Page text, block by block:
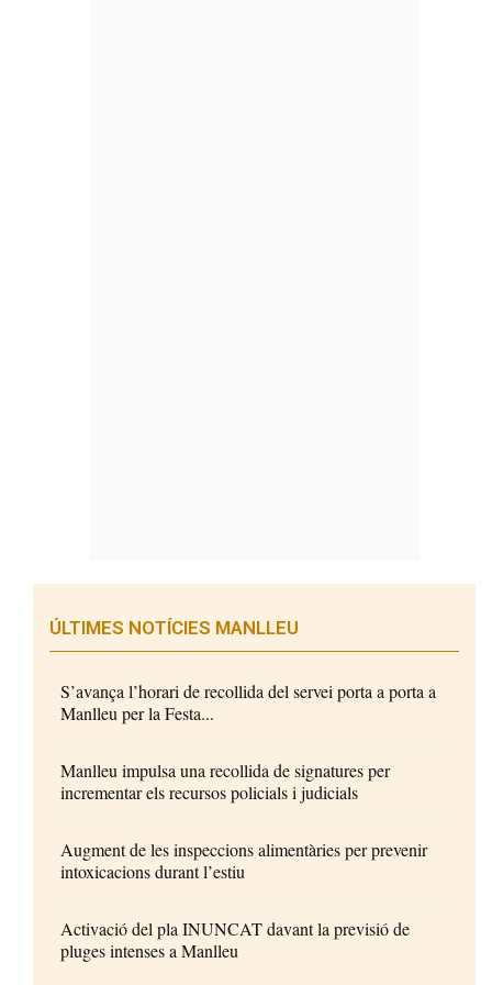
ÚLTIMES NOTÍCIES MANLLEU
S’avança l’horari de recollida del servei porta a porta a
Manlleu per la Festa...
Manlleu impulsa una recollida de signatures per
incrementar els recursos policials i judicials
Augment de les inspeccions alimentàries per prevenir
intoxicacions durant l’estiu
Activació del pla INUNCAT davant la previsió de
pluges intenses a Manlleu